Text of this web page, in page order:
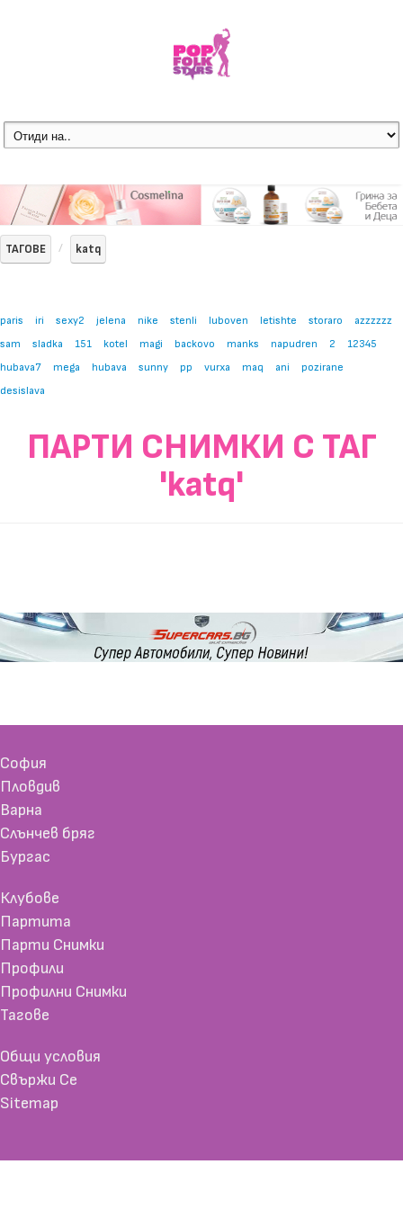
ТАГОВЕ katq
paris iri sexy2 jelena nike stenli luboven letishte storaro
azzzzzz
sam
sladka 151 kotel magi backovo manks napudren 2
12345
hubava7
mega hubava sunny pp vurxa maq ani
pozirane
desislava
ПАРТИ СНИМКИ С ТАГ
'katq'
София
Пловдив
Варна
Слънчев бряг
Бургас
Клубове
Партита
Парти Снимки
Профили
Профилни Снимки
Тагове
Общи условия
Свържи Се
Sitemap